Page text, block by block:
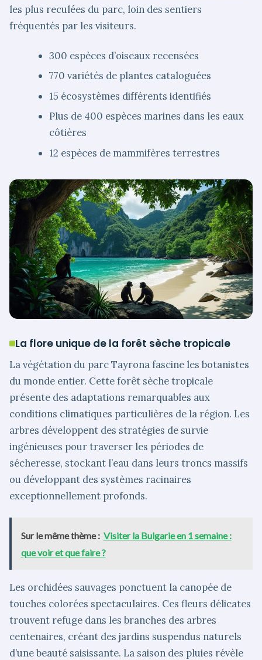
les plus reculées du parc, loin des sentiers
fréquentés par les visiteurs.
300 espèces d’oiseaux recensées
770 variétés de plantes cataloguées
15 écosystèmes différents identifiés
Plus de 400 espèces marines dans les eaux
côtières
12 espèces de mammifères terrestres
La flore unique de la forêt sèche tropicale
La végétation du parc Tayrona fascine les botanistes
du monde entier. Cette forêt sèche tropicale
présente des adaptations remarquables aux
conditions climatiques particulières de la région. Les
arbres développent des stratégies de survie
ingénieuses pour traverser les périodes de
sécheresse, stockant l’eau dans leurs troncs massifs
ou développant des systèmes racinaires
exceptionnellement profonds.
Sur le même thème : Visiter la Bulgarie en 1 semaine :
que voir et que faire ?
Les orchidées sauvages ponctuent la canopée de
touches colorées spectaculaires. Ces fleurs délicates
trouvent refuge dans les branches des arbres
centenaires, créant des jardins suspendus naturels
d’une beauté saisissante. La saison des pluies révèle